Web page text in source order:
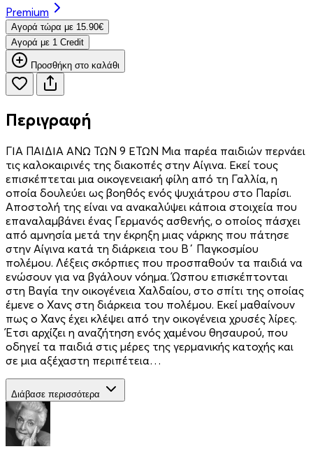
Premium
Aγορά τώρα με 15.90€
Aγορά με 1 Credit
Προσθήκη στο καλάθι
Περιγραφή
ΓΙΑ ΠΑΙΔΙΑ ΑΝΩ ΤΩΝ 9 ΕΤΩΝ Μια παρέα παιδιών περνάει
τις καλοκαιρινές της διακοπές στην Αίγινα. Εκεί τους
επισκέπτεται μια οικογενειακή φίλη από τη Γαλλία, η
οποία δουλεύει ως βοηθός ενός ψυχιάτρου στο Παρίσι.
Αποστολή της είναι να ανακαλύψει κάποια στοιχεία που
επαναλαμβάνει ένας Γερμανός ασθενής, ο οποίος πάσχει
από αμνησία μετά την έκρηξη μιας νάρκης που πάτησε
στην Αίγινα κατά τη διάρκεια του Β΄ Παγκοσμίου
πολέμου. Λέξεις σκόρπιες που προσπαθούν τα παιδιά να
ενώσουν για να βγάλουν νόημα. Ώσπου επισκέπτονται
στη Βαγία την οικογένεια Χαλδαίου, στο σπίτι της οποίας
έμενε ο Χανς στη διάρκεια του πολέμου. Εκεί μαθαίνουν
πως ο Χανς έχει κλέψει από την οικογένεια χρυσές λίρες.
Έτσι αρχίζει η αναζήτηση ενός χαμένου θησαυρού, που
οδηγεί τα παιδιά στις μέρες της γερμανικής κατοχής και
σε μια αξέχαστη περιπέτεια…
Διάβασε περισσότερα